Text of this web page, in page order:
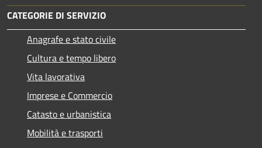
CATEGORIE DI SERVIZIO
Anagrafe e stato civile
Cultura e tempo libero
Vita lavorativa
Imprese e Commercio
Catasto e urbanistica
Mobilità e trasporti